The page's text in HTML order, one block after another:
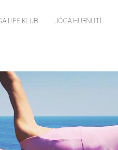
LIFE KLUB JÓGA HUBNUTÍ